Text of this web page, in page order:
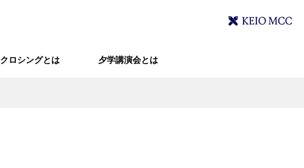
クロシングとは 夕学講演会とは